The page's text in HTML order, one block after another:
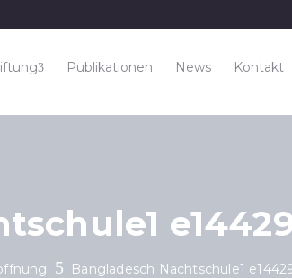
Publikationen News Kontakt
Bangladesch Nachtschule1